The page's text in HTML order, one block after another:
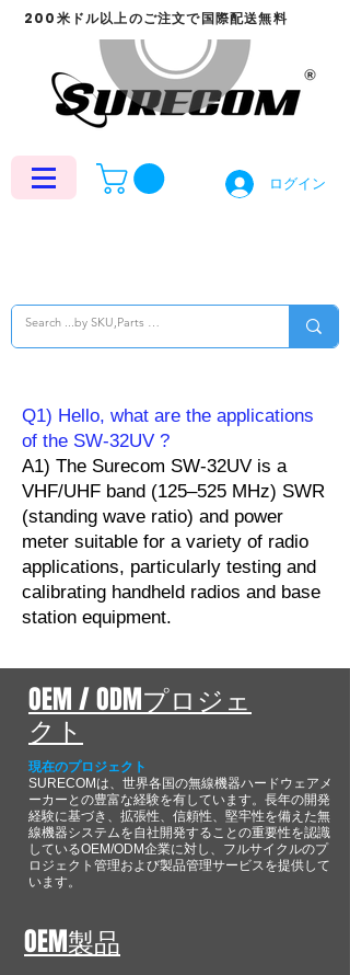
ログイン
200米ドル以上のご注文で国際配送無料
Q1) Hello, what are the applications
of the SW-32UV ?
A1) The Surecom SW-32UV is a
VHF/UHF band (125–525 MHz) SWR
(standing wave ratio) and power
meter suitable for a variety of radio
applications, particularly testing and
calibrating handheld radios and base
station equipment.
OEM / ODMプロジェ
クト
現在のプロジェクト
SURECOMは、世界各国の無線機器ハードウェアメ
ーカーとの豊富な経験を有しています。長年の開発
経験に基づき、拡張性、信頼性、堅牢性を備えた無
線機器システムを自社開発することの重要性を認識
しているOEM/ODM企業に対し、フルサイクルのプ
ロジェクト管理および製品管理サービスを提供して
います。
OEM製品